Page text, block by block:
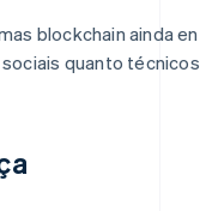
blockchain ainda
quanto